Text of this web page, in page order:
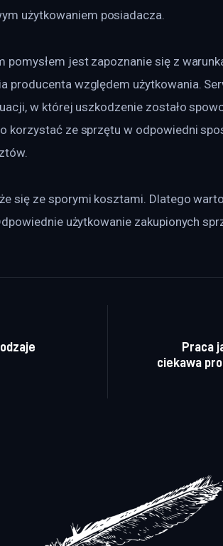
użytkowaniem posiadacza.
pomysłem jest zapoznanie się z
producenta względem użytkowania.
w której uszkodzenie zostało
korzystać ze sprzętu w odpowiedni
się ze sporymi kosztami. Dlatego
użytkowanie zakupionych
Praca
ciekawa